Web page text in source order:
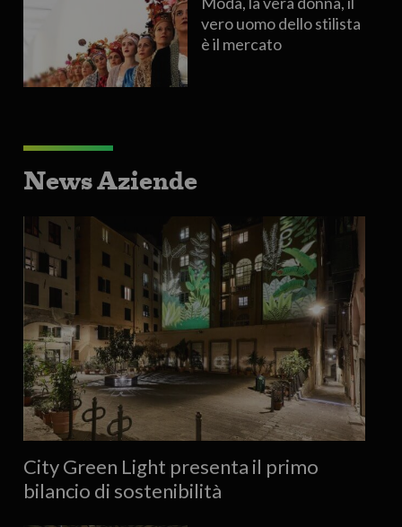
vero uomo dello stilista
è il mercato
News Aziende
City Green Light presenta il primo
bilancio di sostenibilità